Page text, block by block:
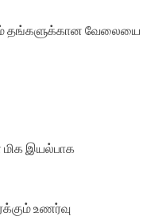
தங்களுக்கான வேலையை
மிக இயல்பாக
உணர்வு